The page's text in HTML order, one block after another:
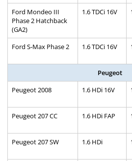
Ford Mondeo III
Phase 2 Hatchback
(GA2)
1.6 TDCi 16V
Ford S-Max Phase 2 1.6 TDCi 16V
Peugeot
Peugeot 2008
1.6 HDi 16V
Peugeot 207 CC
1.6 HDi FAP
Peugeot 207 SW
1.6 HDi